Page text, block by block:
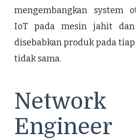
mengembangkan system
IoT pada mesin jahit
disebabkan produk pada
tidak sama.
Network
Engineer